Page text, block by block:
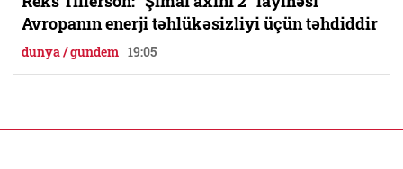
Avropanın enerji təhlükəsizliyi üçün təhdiddir
dunya / gundem 19:05